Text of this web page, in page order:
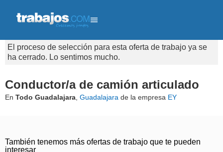
El proceso de selección para esta oferta de trabajo ya se
ha cerrado. Lo sentimos mucho.
Conductor/a de camión articulado
En Todo Guadalajara Guadalajara de la empresa EY
También tenemos más ofertas de trabajo que te pueden
interesar